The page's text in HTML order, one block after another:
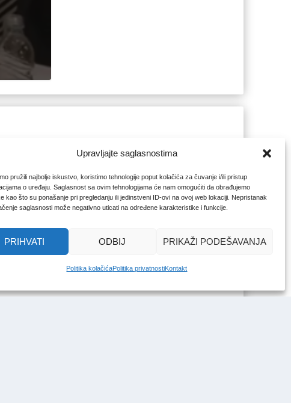
Upravljajte saglasnostima
pružili najbolje iskustvo, koristimo tehnologije poput kolačića za čuvanje i/ili pristup
o uređaju. Saglasnost sa ovim tehnologijama će nam omogućiti da obrađujemo
kao što su ponašanje pri pregledanju ili jedinstveni ID-ovi na ovoj web lokaciji. Nepristanak
saglasnosti može negativno uticati na određene karakteristike i funkcije.
PRIHVATI ODBIJ PRIKAŽI PODEŠAVANJA
Politika kolačićaPolitika privatnostiKontakt